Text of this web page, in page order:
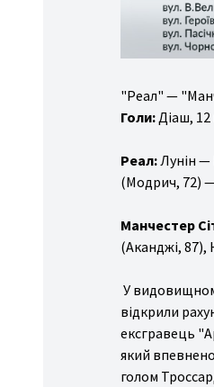
"Реал" —
Голи:Діаш, 12
Реал:Лунін —
(Модрич, 72) —
Манчестер
(Аканджі, 87),
У
відкрили
ексгравець
який
голом